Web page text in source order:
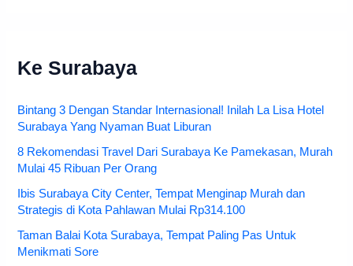
Ke Surabaya
Bintang 3 Dengan Standar Internasional! Inilah La Lisa Hotel
Surabaya Yang Nyaman Buat Liburan
8 Rekomendasi Travel Dari Surabaya Ke Pamekasan, Murah
Mulai 45 Ribuan Per Orang
Ibis Surabaya City Center, Tempat Menginap Murah dan
Strategis di Kota Pahlawan Mulai Rp314.100
Taman Balai Kota Surabaya, Tempat Paling Pas Untuk
Menikmati Sore